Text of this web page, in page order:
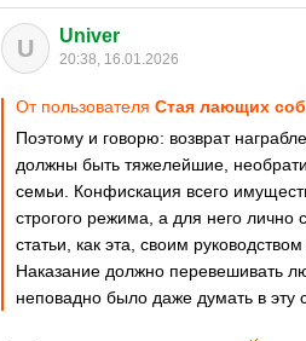
U Univer
20:38, 16.01.2026
От пользователя Стая лающих
Поэтому и говорю: возврат
должны быть тяжелейшие,
семьи. Конфискация всего
строгого режима, а для него лично
статьи, как эта, своим
Наказание должно перевешивать
неповадно было даже думать в эту